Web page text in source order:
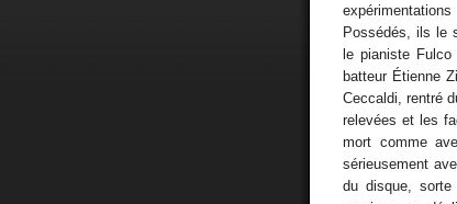
Possédés, ils le
le pianiste
batteur Étienne
Ceccaldi, rentré
relevées et les
mort comme
sérieusement
du disque,